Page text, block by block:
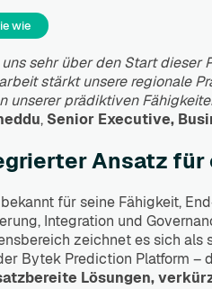
wie
uns sehr über den Start dieser
stärkt unsere regionale
unserer prädiktiven
, Senior Executive,
Ansatz für
für seine Fähigkeit,
Integration und
zeichnet es sich
Bytek Prediction Platform –
Lösungen,